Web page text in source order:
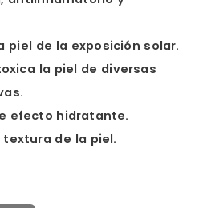
piel de la exposición solar.
la piel de diversas
efecto hidratante.
textura de la piel.